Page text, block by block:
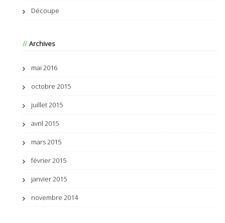
Découpe
Archives
mai 2016
octobre 2015
juillet 2015
avril 2015
mars 2015
février 2015
janvier 2015
novembre 2014